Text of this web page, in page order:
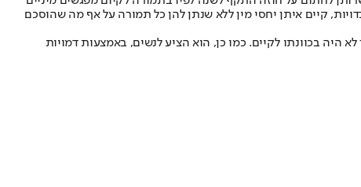
קיים איתן יחסי מין ללא שנתן להן כל תמורה על אף מה שהוסכם
בכוונתו לקיים. כמו כן, הוא הציע לנשים, באמצעות דמויות